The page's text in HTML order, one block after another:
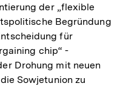
der „flexible
Begründung
für
chip“ -
Drohung mit neuen
Sowjetunion zu